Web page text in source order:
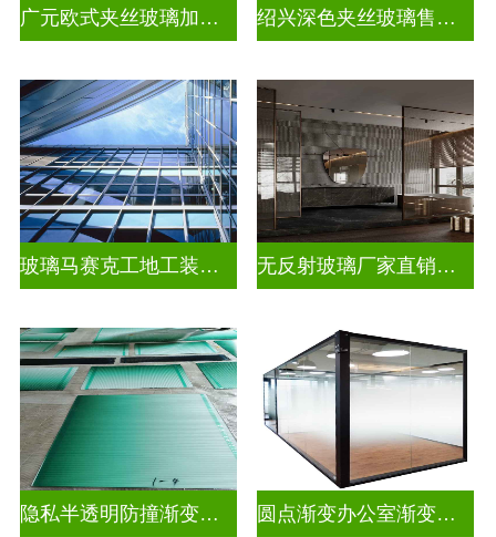
广元欧式夹丝玻璃加工店 绍兴深色夹丝玻璃售价多少
玻璃马赛克工地工装装饰玻璃 无反射玻璃厂家直销批发
隐私半透明防撞渐变装饰玻璃 圆点渐变办公室渐变玻璃